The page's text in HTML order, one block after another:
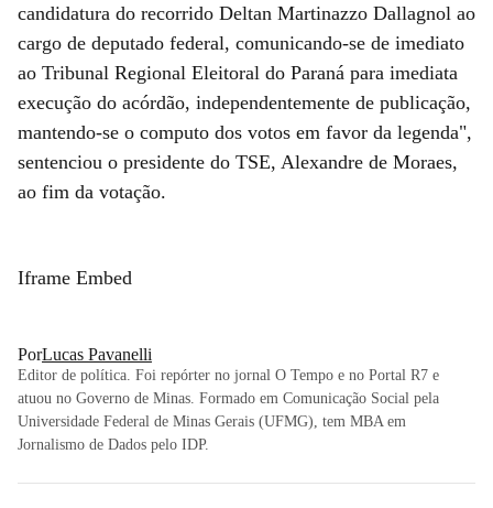
candidatura do recorrido Deltan Martinazzo Dallagnol ao
cargo de deputado federal, comunicando-se de imediato
ao Tribunal Regional Eleitoral do Paraná para imediata
execução do acórdão, independentemente de publicação,
mantendo-se o computo dos votos em favor da legenda",
sentenciou o presidente do TSE, Alexandre de Moraes,
ao fim da votação.
Iframe Embed
PorLucas Pavanelli
Editor de política. Foi repórter no jornal O Tempo e no Portal R7 e
atuou no Governo de Minas. Formado em Comunicação Social pela
Universidade Federal de Minas Gerais (UFMG), tem MBA em
Jornalismo de Dados pelo IDP.